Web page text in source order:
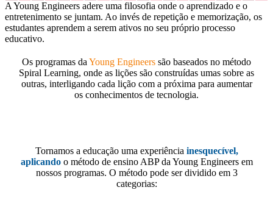
A Young Engineers adere uma filosofia onde o aprendizado e o
entretenimento se juntam. Ao invés de repetição e memorização, os
estudantes aprendem a serem ativos no seu próprio processo
educativo.
Os programas da Young Engineers são baseados no método
Spiral Learning, onde as lições são construídas umas sobre as
outras, interligando cada lição com a próxima para aumentar
os conhecimentos de tecnologia.
Tornamos a educação uma experiência inesquecível,
aplicando o método de ensino ABP da Young Engineers em
nossos programas. O método pode ser dividido em 3
categorias: